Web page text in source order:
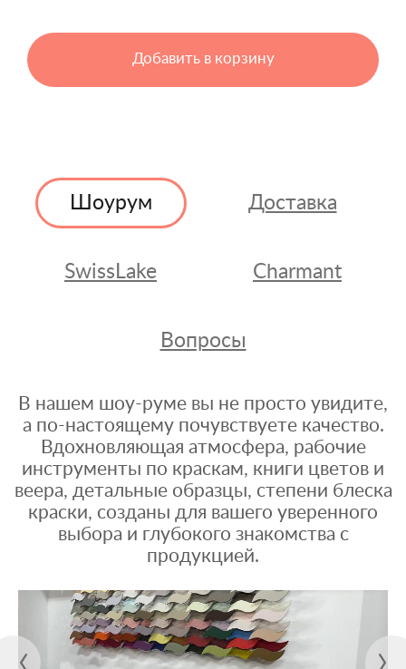
Добавить в корзину
Шоурум Доставка
SwissLake Charmant
Вопросы
В нашем шоу-руме вы не просто увидите,
а по-настоящему почувствуете качество.
Вдохновляющая атмосфера, рабочие
инструменты по краскам, книги цветов и
веера, детальные образцы, степени блеска
краски, созданы для вашего уверенного
выбора и глубокого знакомства с
продукцией.